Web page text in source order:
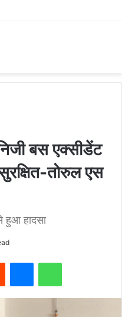
बस एक्सीडेंट
तोरुल एस
हुआ हादसा